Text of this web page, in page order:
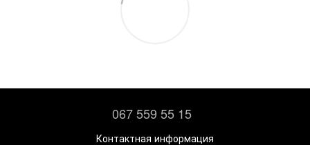
067 559 55 15
Контактная информация